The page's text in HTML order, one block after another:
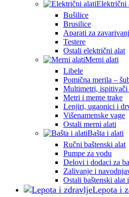
Električni
Bušilice
Brusilice
Aparati za
Testere
Ostali električni alat
Merni alati
Libele
Pomična merila –
Multimetri, ispitivači
Metri i merne trake
Lenjiri, ugaonici i
Višenamenske vage
Ostali merni alati
Bašta i alati
Ručni baštenski alat
Pumpe za vodu
Delovi i dodaci za
Zalivanje i
Ostali baštenski alat
Lepota i